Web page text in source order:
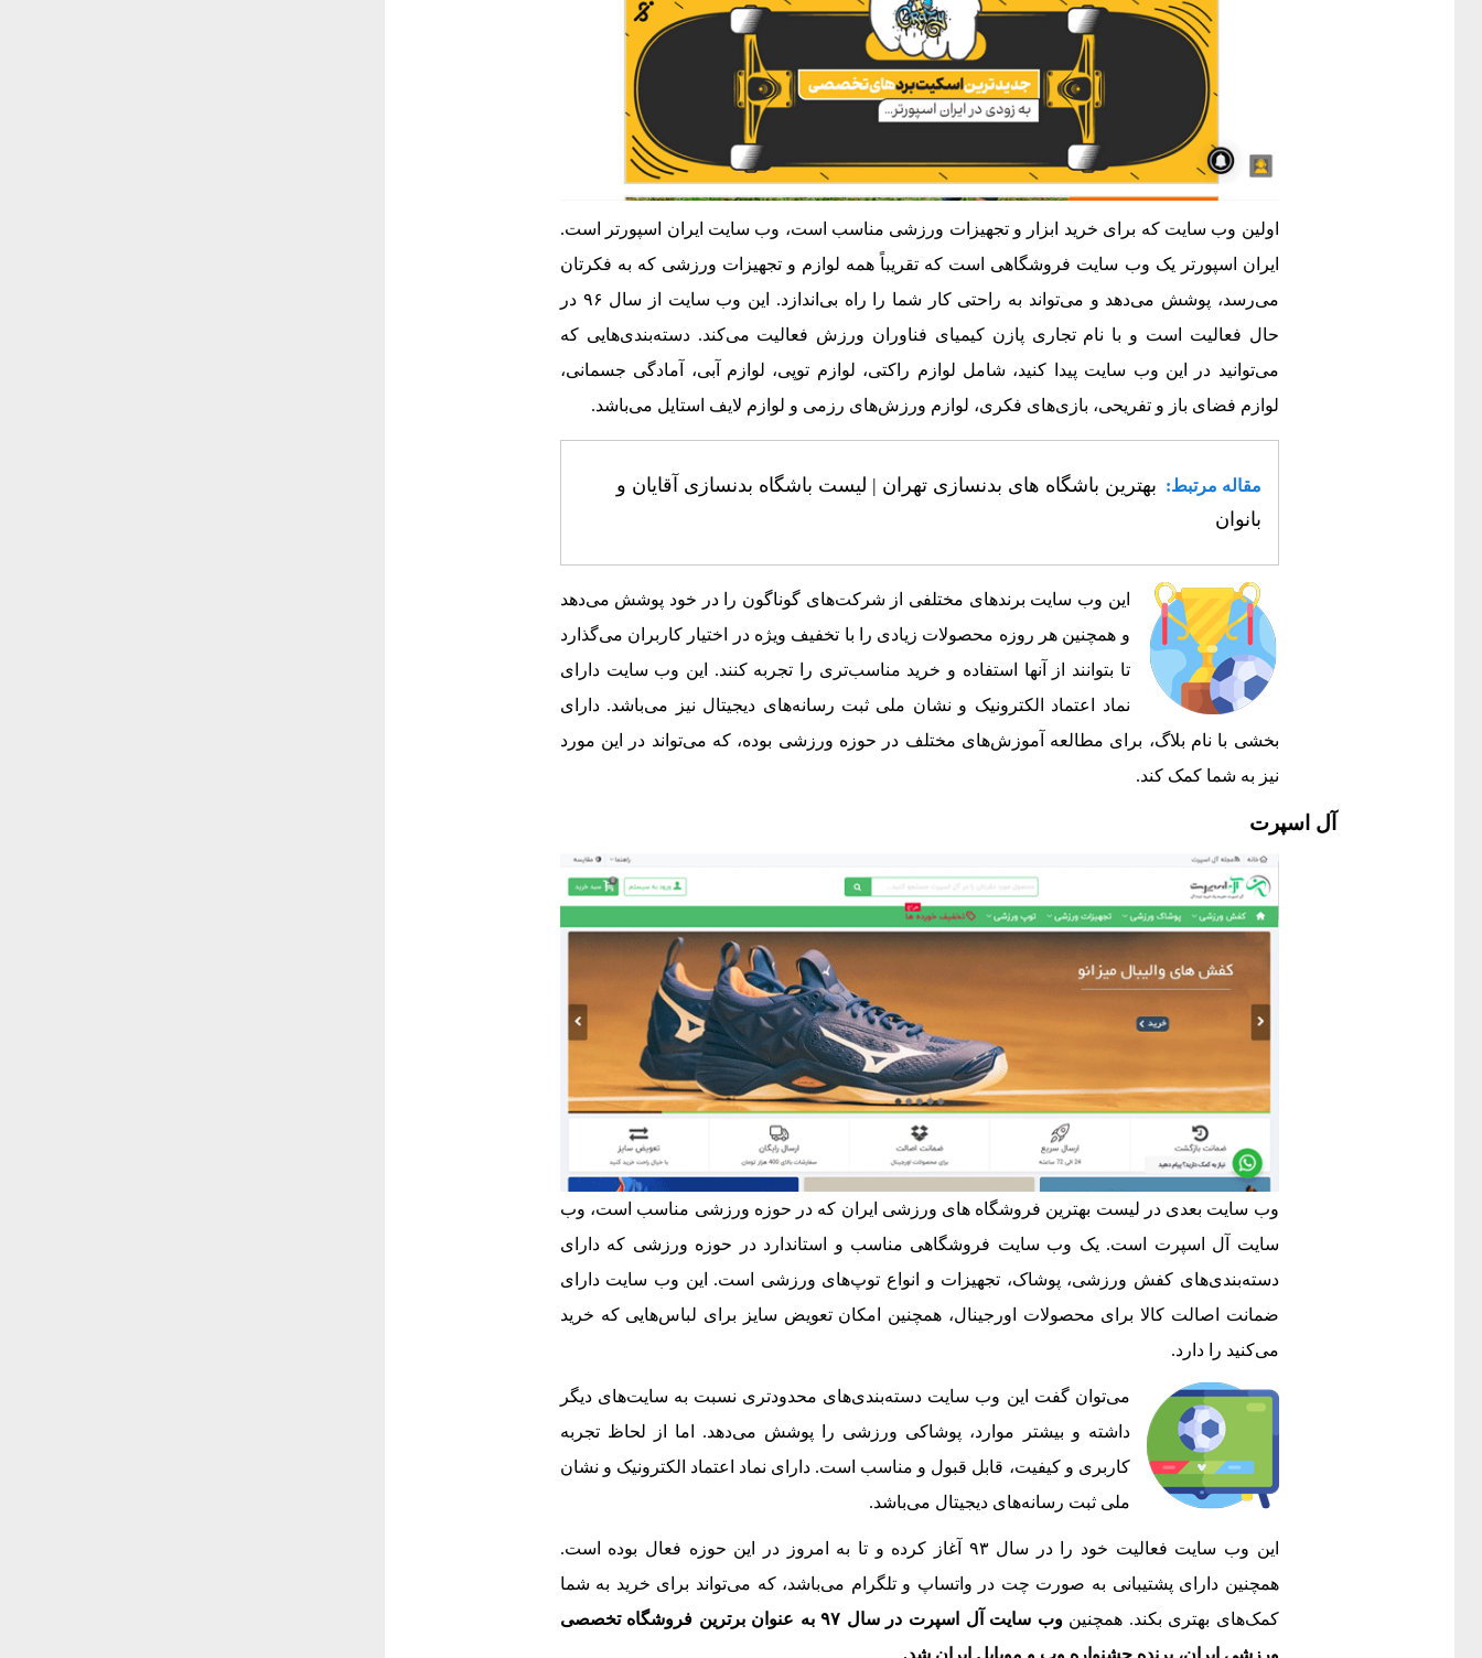
اولین وب سایت که برای خرید ابزار و تجهیزات ورزشی مناسب است، وب سایت ایران اسپورتر است.
ایران اسپورتر یک وب سایت فروشگاهی است که تقریباً همه لوازم و تجهیزات ورزشی که به فکرتان
می‌رسد، پوشش می‌دهد و می‌تواند به راحتی کار شما را راه بی‌اندازد. این وب سایت از سال ۹۶ در
حال فعالیت است و با نام تجاری پازن کیمیای فناوران ورزش فعالیت می‌کند. دسته‌بندی‌هایی که
می‌توانید در این وب سایت پیدا کنید، شامل لوازم راکتی، لوازم توپی، لوازم آبی، آمادگی جسمانی،
لوازم فضای باز و تفریحی، بازی‌های فکری، لوازم ورزش‌های رزمی و لوازم لایف استایل می‌باشد.
مقاله مرتبط: بهترین باشگاه های بدنسازی تهران | لیست باشگاه بدنسازی آقایان و
بانوان
این وب سایت برندهای مختلفی از شرکت‌های گوناگون را در خود پوشش می‌دهد
و همچنین هر روزه محصولات زیادی را با تخفیف ویژه در اختیار کاربران می‌گذارد
تا بتوانند از آنها استفاده و خرید مناسب‌تری را تجربه کنند. این وب سایت دارای
نماد اعتماد الکترونیک و نشان ملی ثبت رسانه‌های دیجیتال نیز می‌باشد. دارای
بخشی با نام بلاگ، برای مطالعه آموزش‌های مختلف در حوزه ورزشی بوده، که می‌تواند در این مورد
نیز به شما کمک کند.
آل اسپرت
وب سایت بعدی در لیست بهترین فروشگاه های ورزشی ایران که در حوزه ورزشی مناسب است، وب
سایت آل اسپرت است. یک وب سایت فروشگاهی مناسب و استاندارد در حوزه ورزشی که دارای
دسته‌بندی‌های کفش ورزشی، پوشاک، تجهیزات و انواع توپ‌های ورزشی است. این وب سایت دارای
ضمانت اصالت کالا برای محصولات اورجینال، همچنین امکان تعویض سایز برای لباس‌هایی که خرید
می‌کنید را دارد.
می‌توان گفت این وب سایت دسته‌بندی‌های محدودتری نسبت به سایت‌های دیگر
داشته و بیشتر موارد، پوشاکی ورزشی را پوشش می‌دهد. اما از لحاظ تجربه
کاربری و کیفیت، قابل قبول و مناسب است. دارای نماد اعتماد الکترونیک و نشان
ملی ثبت رسانه‌های دیجیتال می‌باشد.
این وب سایت فعالیت خود را در سال ۹۳ آغاز کرده و تا به امروز در این حوزه فعال بوده است.
همچنین دارای پشتیبانی به صورت چت در واتساپ و تلگرام می‌باشد، که می‌تواند برای خرید به شما
کمک‌های بهتری بکند. همچنین
وب سایت آل اسپرت در سال ۹۷ به عنوان برترین فروشگاه تخصصی